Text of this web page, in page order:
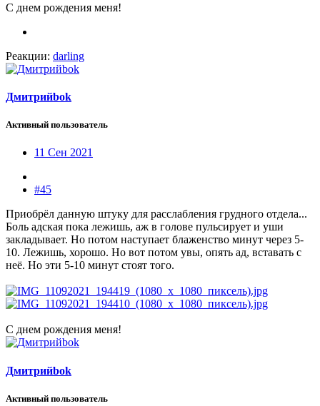
С днем рождения меня!
Реакции: darling
Дмитрийbok
Активный пользователь
11 Сен 2021
#45
Приобрёл данную штуку для расслабления грудного отдела...
Боль адская пока лежишь, аж в голове пульсирует и уши
закладывает. Но потом наступает блаженство минут через 5-
10. Лежишь, хорошо. Но вот потом увы, опять ад, вставать с
неё. Но эти 5-10 минут стоят того.
С днем рождения меня!
Дмитрийbok
Активный пользователь